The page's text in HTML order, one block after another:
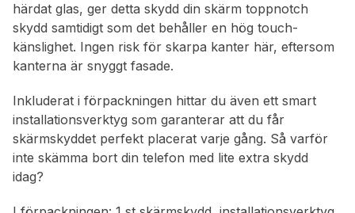
härdat glas, ger detta skydd din skärm toppnotch
skydd samtidigt som det behåller en hög touch-
känslighet. Ingen risk för skarpa kanter här, eftersom
kanterna är snyggt fasade.
Inkluderat i förpackningen hittar du även ett smart
installationsverktyg som garanterar att du får
skärmskyddet perfekt placerat varje gång. Så varför
inte skämma bort din telefon med lite extra skydd
idag?